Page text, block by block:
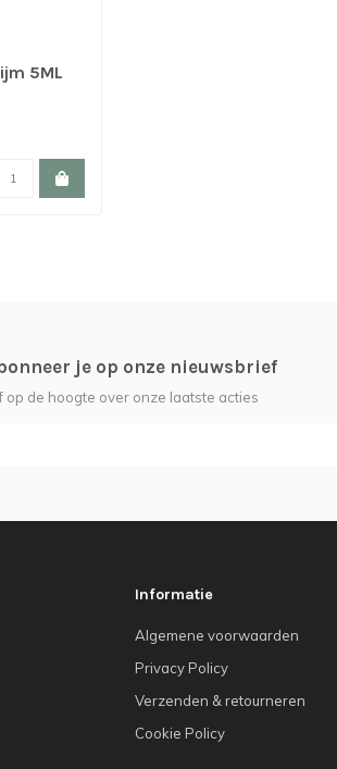
5ML
je op onze nieuwsbrief
op de hoogte over onze laatste acties
Informatie
Algemene voorwaarden
Privacy Policy
Verzenden & retourneren
Cookie Policy